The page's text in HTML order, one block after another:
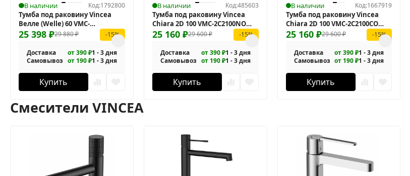
В наличии Код:1792800
Тумба под раковину Vincea
Велле (Welle) 60 VMC-
2WL600MBG подвесная
29 880₽
25 398 ₽ -15%
Доставка от 390 ₽1 - 3 дня
Самовывоз от 190 ₽1 - 3 дня
Купить
В наличии Код:485603
Тумба под раковину Vincea
Chiara 2D 100 VMC-2C2100NO
подвесная29 600₽
25 160 ₽ -15%
Доставка от 390 ₽1 - 3 дня
Самовывоз от 190 ₽1 - 3 дня
Купить
В наличии Код:1667919
Тумба под раковину Vincea
Chiara 2D 100 VMC-2C2100CO
подвесная29 600₽
25 160 ₽ -15%
Доставка от 390 ₽1 - 3 дня
Самовывоз от 190 ₽1 - 3 дня
Купить
Смесители VINCEA